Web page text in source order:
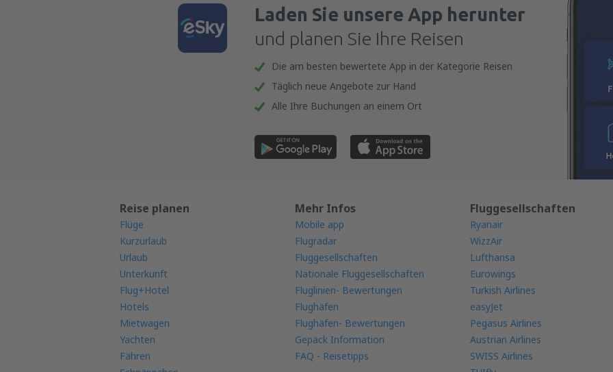
Laden Sie unsere App herunter
und planen Sie Ihre Reisen
Die am besten bewertete App in der Kategorie Reisen
Täglich neue Angebote zur Hand
Alle Ihre Buchungen an einem Ort
Reise planen
Flüge
Kurzurlaub
Urlaub
Unterkunft
Flug+Hotel
Hotels
Mietwagen
Yachten
Fähren
Mehr Infos
Mobile app
Flugradar
Fluggesellschaften
Nationale Fluggesellschaften
Fluglinien- Bewertungen
Flughäfen
Flughäfen- Bewertungen
Gepäck Information
FAQ - Reisetipps
Fluggesellschaften
Ryanair
WizzAir
Lufthansa
Eurowings
Turkish Airlines
easyJet
Pegasus Airlines
Austrian Airlines
SWISS Airlines